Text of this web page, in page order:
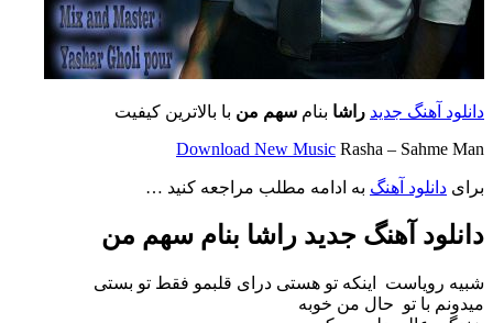
دانلود آهنگ جدید راشا بنام سهم من با بالاترین کیفیت
Download New Music Rasha – Sahme Man
برای دانلود آهنگ به ادامه مطلب مراجعه کنید …
دانلود آهنگ جدید راشا بنام سهم من
شبیه رویاست اینکه تو هستی درای قلبمو فقط تو بستی
میدونم با تو حال من خوبه